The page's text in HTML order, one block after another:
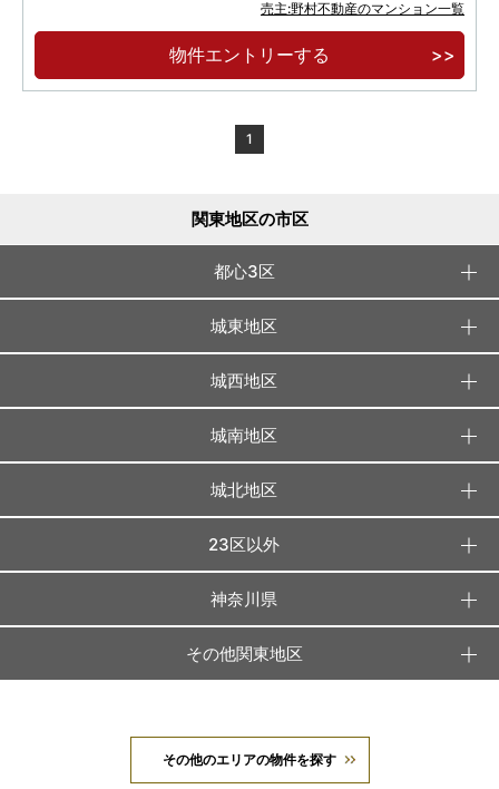
南西向き中心×角住戸率50％の開放感あふれる
レジデンス｜市役所・スーパー等が集うJR川崎駅
売主:野村不動産のマンション一覧
物件エントリーする
1
関東地区の市区
都心3区
城東地区
城西地区
城南地区
城北地区
23区以外
神奈川県
その他関東地区
その他のエリアの物件を探す